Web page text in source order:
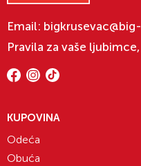
Email:
Pravila za vaše
KUPOVINA
Odeća
Obuća